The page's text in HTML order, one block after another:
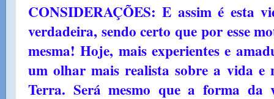
CONSIDERAÇÕES: E assim é esta
verdadeira, sendo certo que por esse
mesma! Hoje, mais experientes e
um olhar mais realista sobre a vida e
Terra. Será mesmo que a forma